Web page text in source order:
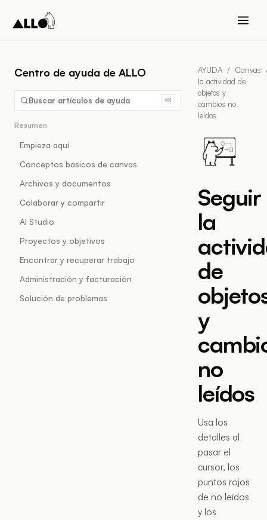
Centro de ayuda de ALLO
Buscar artículos de ayuda ⌘K
Resumen
Empieza aquí
Conceptos básicos de canvas
Archivos y documentos
Colaborar y compartir
AI Studio
Proyectos y objetivos
Encontrar y recuperar trabajo
Administración y facturación
Solución de problemas
AYUDA / Canvas
la actividad de
objetos y
cambios no
leídos
Seguir
la
de
y
no
leídos
Usa los
detalles al
pasar el
cursor, los
puntos rojos
de no leídos
y los